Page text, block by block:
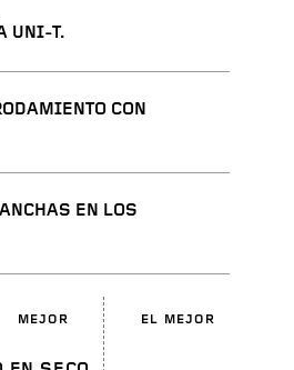
UNI-T.
CON
EN LOS
MEJOR EL MEJOR